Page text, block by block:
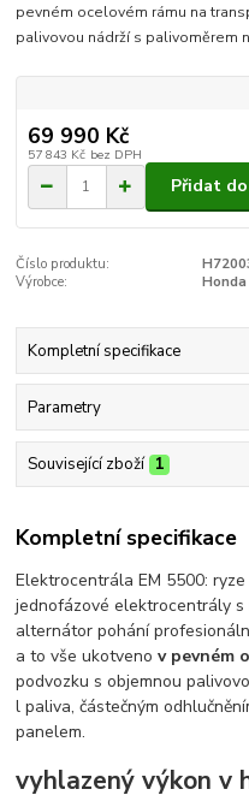
pevném ocelovém rámu na
palivovou nádrží s palivoměrem
69 990 Kč
57 843 Kč bez DPH
Přidat
Číslo produktu:
Výrobce:
Honda
Kompletní specifikace
Parametry
Související zboží 1
Kompletní specifikace
Elektrocentrála EM 5500:
jednofázové elektrocentrály
alternátor pohání
a to vše ukotveno v pevném
podvozku s objemnou
l paliva, částečným
panelem.
vyhlazený výkon v